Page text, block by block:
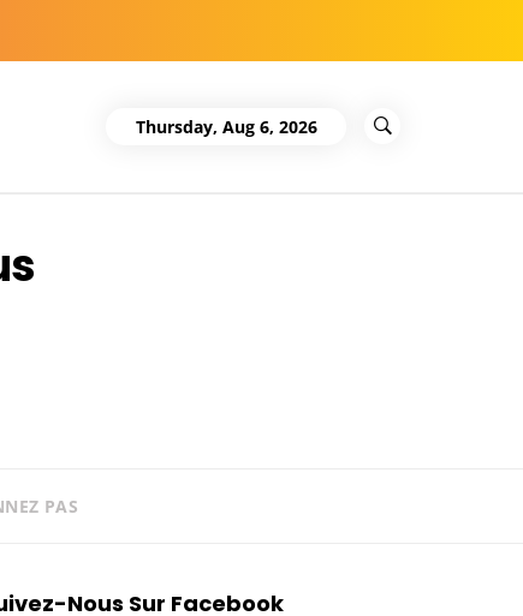
Thursday, Aug 6, 2026
PAS
Nous Sur Facebook